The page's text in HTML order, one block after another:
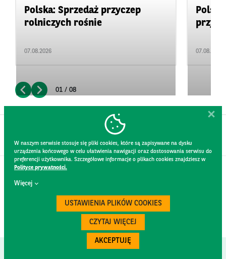
Polska: Sprzedaż przyczep
rolniczych rośnie
07.08.2026 07.08.2026
01 / 08
W naszym serwisie stosuje się pliki cookies, które są zapisywane na dysku
urządzenia końcowego w celu ułatwienia nawigacji oraz dostosowania serwisu do
preferencji użytkownika. Szczegółowe informacje o plikach cookies znajdziesz w
Polityce prywatności.
Więcej
USTAWIENIA PLIKÓW COOKIES
CZYTAJ WIĘCEJ
AKCEPTUJĘ
REGULAMIN STRONY
POLITYKA PRYWATNOŚCI